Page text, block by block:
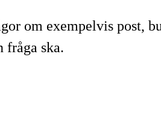
om exempelvis post,
fråga ska.